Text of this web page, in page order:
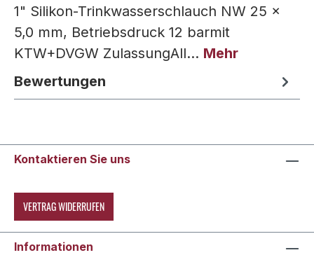
1" Silikon-Trinkwasserschlauch NW 25 x
5,0 mm, Betriebsdruck 12 barmit
KTW+DVGW ZulassungAll… Mehr
Bewertungen
Kontaktieren Sie uns
VERTRAG WIDERRUFEN
Informationen